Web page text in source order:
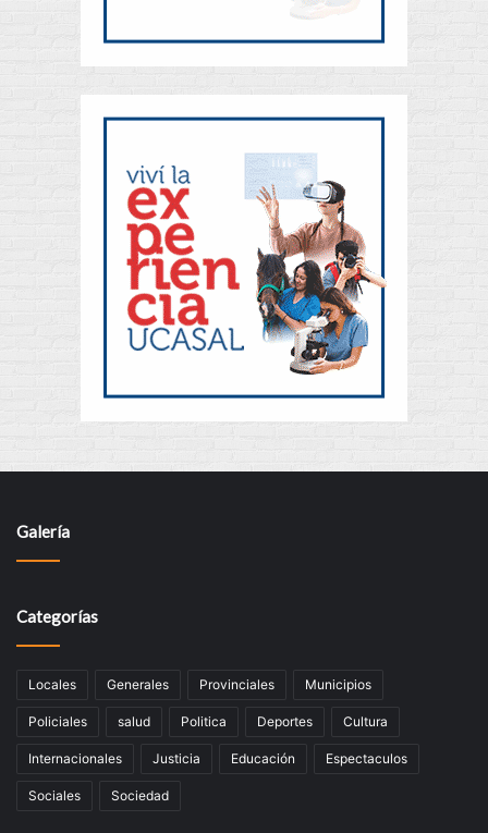
Galería
Categorías
Locales Generales Provinciales Municipios
Policiales salud Politica Deportes Cultura
Internacionales Justicia Educación Espectaculos
Sociales Sociedad